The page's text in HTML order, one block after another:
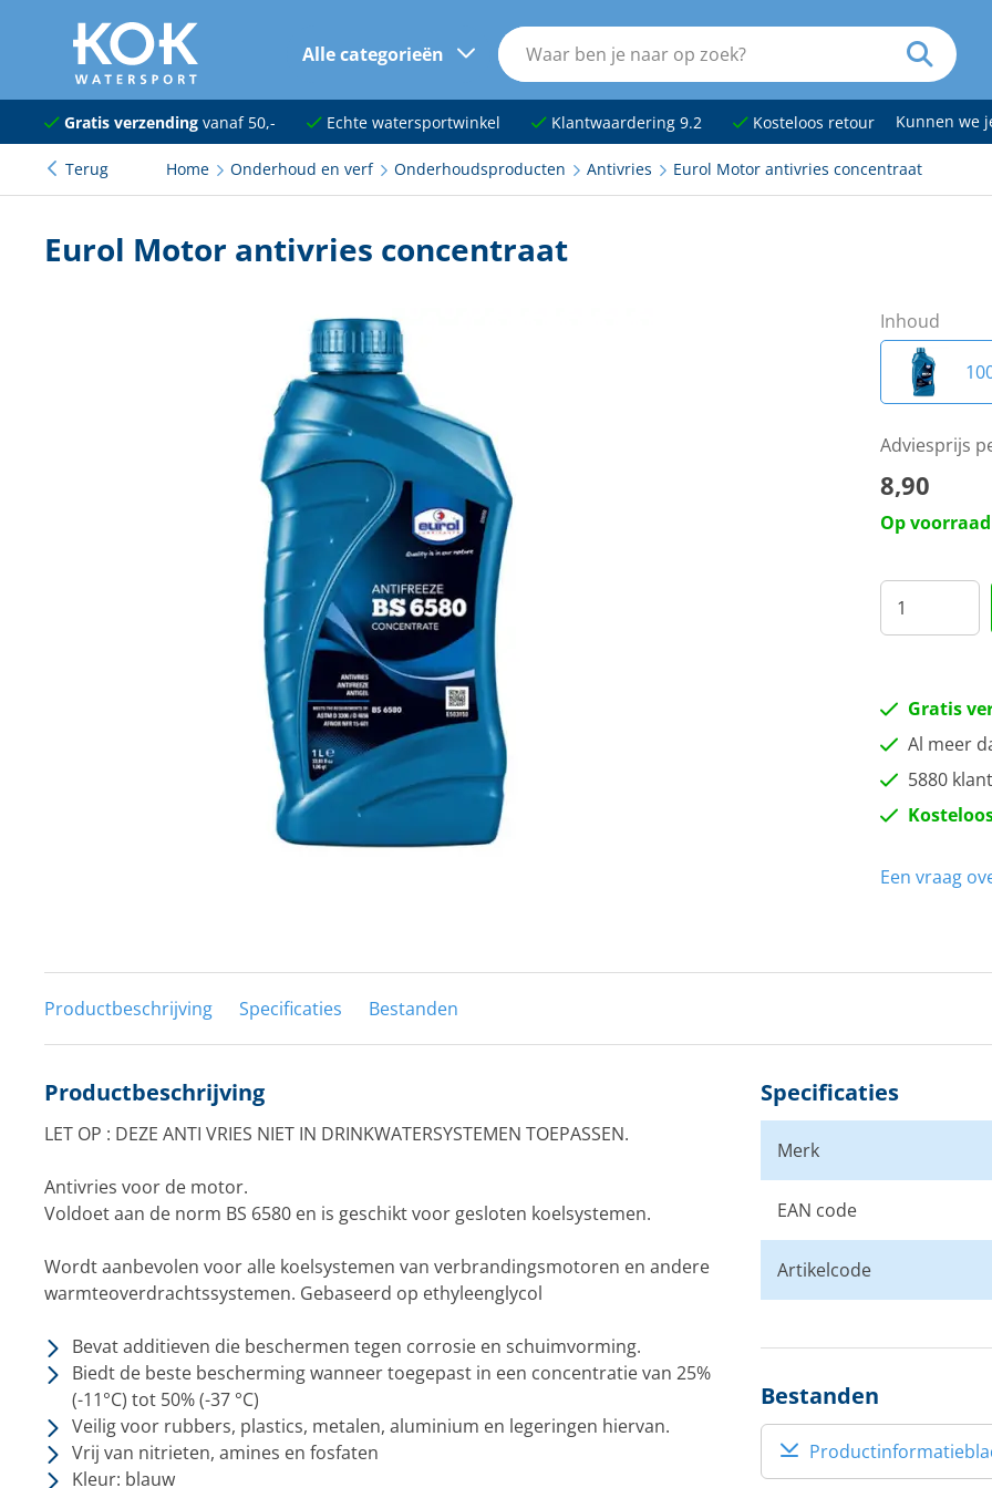
naar hoofdinhoud
Alle categorieën
Navigatie
Dekuitrusting
Kajuit en kombuis
Techniek en motor
Tuigage en dekbeslag
Boten, toebehoren en fun
Meubels en lifestyle
Gratis verzendingvanaf 50,- Echte watersportwinkel Klantwaardering 9.2 Kosteloos retour Kunnen
Terug Home Onderhoud en verf Onderhoudsproducten Antivries Eurol Motor antivries concentraat
Eurol Motor antivries concentraat
Inhoud
Adviesprijs
8,90
Op voorraad
Gratis
Al meer
5880
Een vraag
Productbeschrijving Specificaties Bestanden
Productbeschrijving
LET OP : DEZE ANTI VRIES NIET IN DRINKWATERSYSTEMEN TOEPASSEN.
Antivries voor de motor.
Voldoet aan de norm BS 6580 en is geschikt voor gesloten koelsystemen.
Wordt aanbevolen voor alle koelsystemen van verbrandingsmotoren en andere
warmteoverdrachtssystemen. Gebaseerd op ethyleenglycol
Bevat additieven die beschermen tegen corrosie en schuimvorming.
Biedt de beste bescherming wanneer toegepast in een concentratie van 25%
(-11°C) tot 50% (-37 °C)
Veilig voor rubbers, plastics, metalen, aluminium en legeringen hiervan.
Vrij van nitrieten, amines en fosfaten
Kleur: blauw
Specificaties
Merk
EAN code
Artikelcode
Bestanden